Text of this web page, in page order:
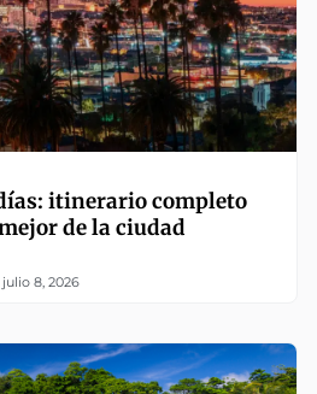
itinerario completo
de la ciudad
julio 8, 2026